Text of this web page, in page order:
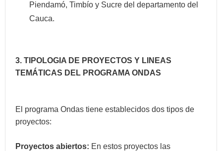
Piendamó, Timbío y Sucre del departamento del
Cauca.
3. TIPOLOGIA DE PROYECTOS Y LINEAS
TEMÁTICAS DEL PROGRAMA ONDAS
El programa Ondas tiene establecidos dos tipos de
proyectos:
Proyectos abiertos: En estos proyectos las